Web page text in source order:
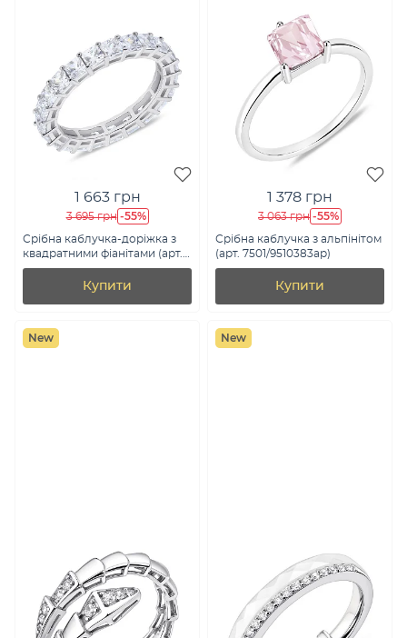
1 663 грн
3 695 грн -55%
Срібна каблучка-доріжка з
квадратними фіанітами (арт.
7501/5841)
Купити
1 378 грн
3 063 грн -55%
Срібна каблучка з альпінітом
(арт. 7501/9510383ар)
Купити
New New